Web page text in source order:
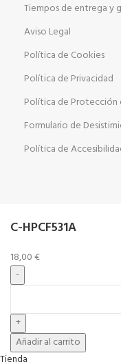
Tiempos de entrega y
Aviso Legal
Política de Cookies
Política de Privacidad
Política de Protección
Formulario de
Política de
C-HPCF531A
18,00€
Añadir al carrito